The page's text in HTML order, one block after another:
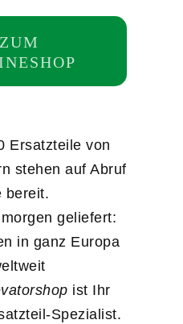
ZUM
Ersatzteile von
stehen auf Abruf
bereit.
geliefert:
in ganz Europa
ist Ihr
Spezialist.